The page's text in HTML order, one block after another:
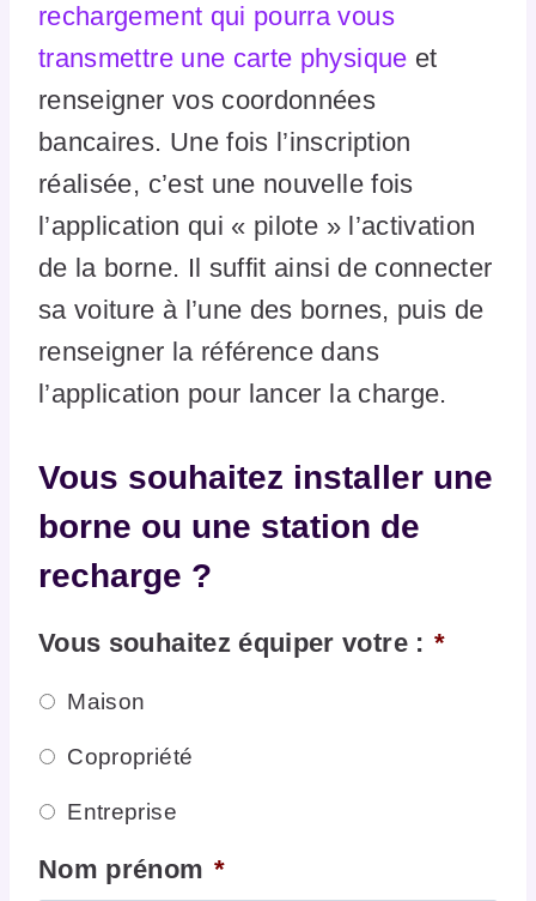
rechargement qui pourra vous
transmettre une carte physique et
renseigner vos coordonnées
bancaires. Une fois l’inscription
réalisée, c’est une nouvelle fois
l’application qui « pilote » l’activation
de la borne. Il suffit ainsi de connecter
sa voiture à l’une des bornes, puis de
renseigner la référence dans
l’application pour lancer la charge.
Vous souhaitez installer une
borne ou une station de
recharge ?
Vous souhaitez équiper votre : *
Maison
Copropriété
Entreprise
Nom prénom *